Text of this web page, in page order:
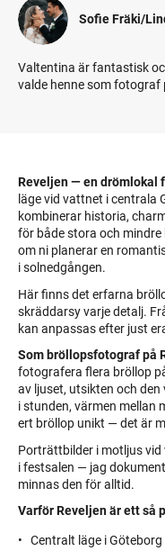
Sofie Fräki/
Valtentina är fantastisk
valde henne som fotograf
Reveljen — en drömlokal
läge vid vattnet i centrala
kombinerar historia,
för både stora och
om ni planerar en
i solnedgången.
Här finns det erfarna
skräddarsy varje detalj.
kan anpassas efter just
Som bröllopsfotograf på
fotografera flera bröllop
av ljuset, utsikten och
i stunden, värmen mellan
ert bröllop unikt — det är
Porträttbilder i motljus vid
i festsalen — jag
minnas den för alltid.
Varför Reveljen är ett så
Centralt läge i Göteborg